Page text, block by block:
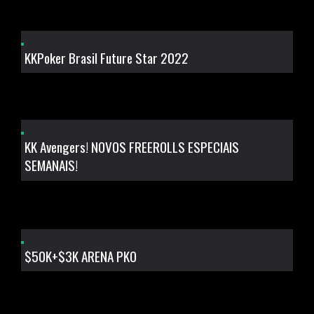
KKPoker Brasil Future Star 2022
KK Avengers! NOVOS FREEROLLS ESPECIAIS
SEMANAIS!
$50K+$3K ARENA PKO